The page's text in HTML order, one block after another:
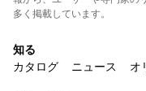
多く掲載しています。
知る
カタログ
ニュース オ